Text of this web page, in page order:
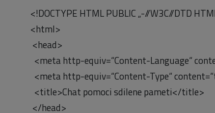
<!DOCTYPE HTML PUBLIC „-//W3C//DTD
<html>
<head>
<meta http-equiv=“Content-Language“
<meta http-equiv=“Content-Type“
<title>Chat pomoci sdilene pameti</title>
</head>